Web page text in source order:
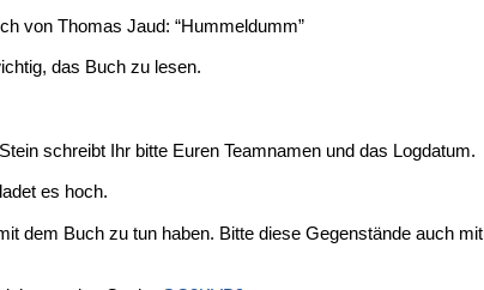
von Thomas Jaud: “Hummeldumm”
das Buch zu lesen.
schreibt Ihr bitte Euren Teamnamen und das Logdatum.
es hoch.
dem Buch zu tun haben. Bitte diese Gegenstände auch mit